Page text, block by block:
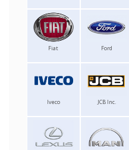
Fiat Ford
Iveco JCB Inc.